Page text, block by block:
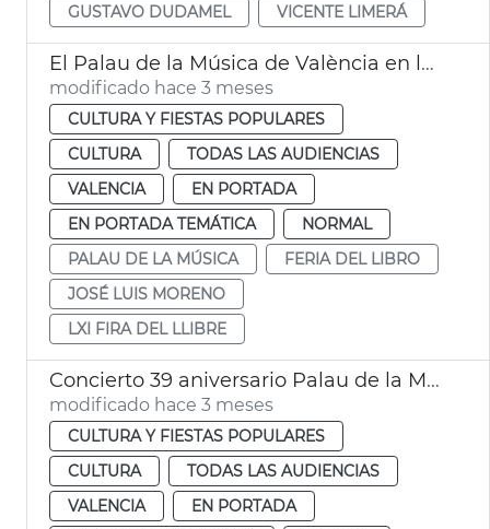
GUSTAVO DUDAMEL
VICENTE LIMERÁ
El Palau de la Música de València en la LXI Feria Libro
modificado hace 3 meses
CULTURA Y FIESTAS POPULARES
CULTURA
TODAS LAS AUDIENCIAS
VALENCIA
EN PORTADA
EN PORTADA TEMÁTICA
NORMAL
PALAU DE LA MÚSICA
FERIA DEL LIBRO
JOSÉ LUIS MORENO
LXI FIRA DEL LLIBRE
Concierto 39 aniversario Palau de la Música de València
modificado hace 3 meses
CULTURA Y FIESTAS POPULARES
CULTURA
TODAS LAS AUDIENCIAS
VALENCIA
EN PORTADA